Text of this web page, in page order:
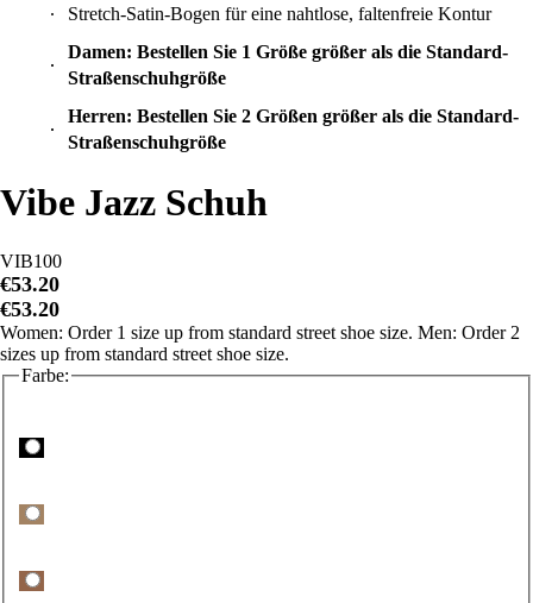
Stretch-Satin-Bogen für eine nahtlose, faltenfreie Kontur
Damen: Bestellen Sie 1 Größe größer als die Standard-
Straßenschuhgröße
Herren: Bestellen Sie 2 Größen größer als die Standard-
Straßenschuhgröße
Vibe Jazz Schuh
VIB100
€53.20
€53.20
Women: Order 1 size up from standard street shoe size. Men: Order 2
sizes up from standard street shoe size.
Farbe: